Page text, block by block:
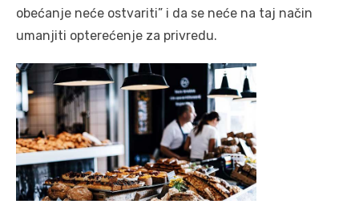
obećanje neće ostvariti” i da se neće na taj način
umanjiti opterećenje za privredu.